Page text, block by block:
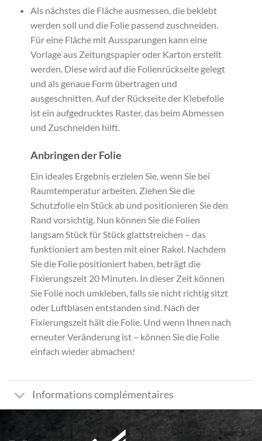
Als nächstes die Fläche ausmessen, die beklebt
werden soll und die Folie passend zuschneiden.
Für eine Fläche mit Aussparungen kann eine
Vorlage aus Zeitungspapier oder Karton erstellt
werden. Diese wird auf die Folienrückseite gelegt
und als genaue Form übertragen und
ausgeschnitten. Auf der Rückseite der Klebefolie
ist ein aufgedrucktes Raster, das beim Abmessen
und Zuschneiden hilft.
Anbringen der Folie
Ein ideales Ergebnis erzielen Sie, wenn Sie bei
Raumtemperatur arbeiten. Ziehen Sie die
Schutzfolie ein Stück ab und positionieren Sie den
Rand vorsichtig. Nun können Sie die Folien
langsam Stück für Stück glattstreichen – das
funktioniert am besten mit einer Rakel. Nachdem
Sie die Folie positioniert haben, beträgt die
Fixierungszeit 20 Minuten. In dieser Zeit können
Sie Folie noch umkleben, falls sie nicht richtig sitzt
oder Luftblasen entstanden sind. Nach der
Fixierungszeit hält die Folie. Und wenn Ihnen nach
erneuter Veränderung ist – können Sie die Folie
einfach wieder abmachen!
Informations complémentaires